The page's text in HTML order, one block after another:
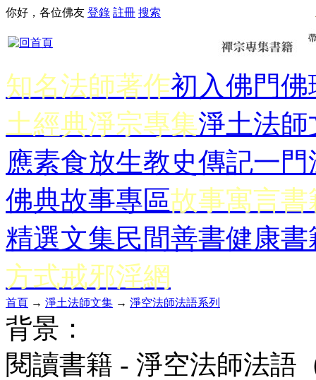
你好，各位佛友 登錄 註冊 搜索
知名法師著作初入佛門佛
土經典淨宗專集淨土法師
應素食放生教史傳記一門
佛典故事專區故事寓言書
精選文集民間善書健康書
方式戒邪淫網
首頁 → 淨土法師文集 → 淨空法師法語系列
背景：
閱讀書籍 - 淨空法師法語